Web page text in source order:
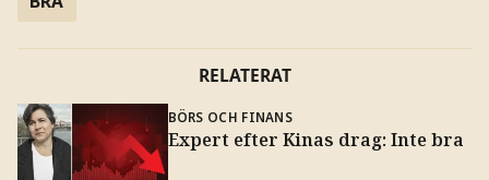
RELATERAT
BÖRS OCH FINANS
Expert efter Kinas drag: Inte bra